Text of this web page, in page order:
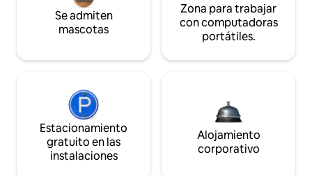
Se admiten
mascotas
Zona para trabajar
con computadoras
portátiles.
Estacionamiento
gratuito en las
instalaciones
Alojamiento
corporativo